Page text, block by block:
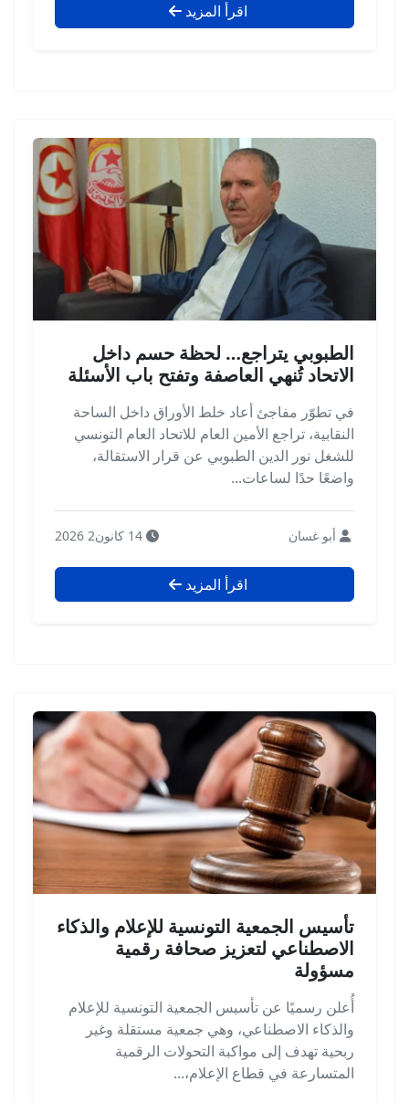
اقرأ المزيد
الطبوبي يتراجع… لحظة حسم داخل
الاتحاد تُنهي العاصفة وتفتح باب الأسئلة
في تطوّر مفاجئ أعاد خلط الأوراق داخل الساحة
النقابية، تراجع الأمين العام للاتحاد العام التونسي
للشغل نور الدين الطبوبي عن قرار الاستقالة،
واضعًا حدًا لساعات...
أبو غسان
اقرأ المزيد
تأسيس الجمعية التونسية للإعلام والذكاء
الاصطناعي لتعزيز صحافة رقمية
مسؤولة
أُعلن رسميًا عن تأسيس الجمعية التونسية للإعلام
والذكاء الاصطناعي، وهي جمعية مستقلة وغير
ربحية تهدف إلى مواكبة التحولات الرقمية
المتسارعة في قطاع الإعلام،...